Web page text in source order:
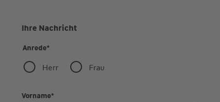
Ihre Nachricht
Anrede*
Herr Frau
Vorname*